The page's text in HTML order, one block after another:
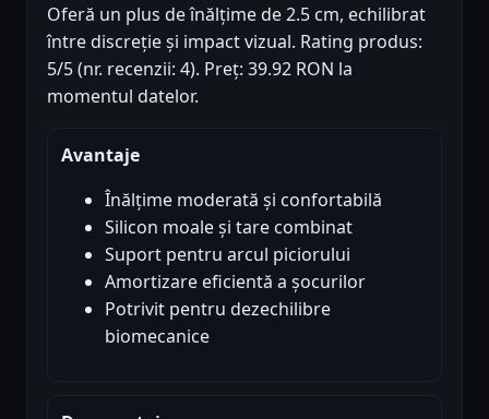
Oferă un plus de înălțime de 2.5 cm, echilibrat
între discreție și impact vizual. Rating produs:
5/5 (nr. recenzii: 4). Preț: 39.92 RON la
momentul datelor.
Avantaje
Înălțime moderată și confortabilă
Silicon moale și tare combinat
Suport pentru arcul piciorului
Amortizare eficientă a șocurilor
Potrivit pentru dezechilibre
biomecanice